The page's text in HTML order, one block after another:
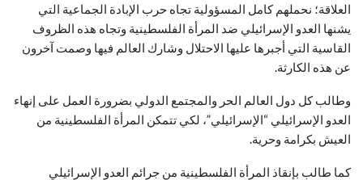
العلاقة؛ نحملهم كامل المسؤولية تجاه حرب الإبادة الجماعية التي
يشنها العدو الإسرائيلي ضد المرأة الفلسطينية وتجاه هذه الظروف
القاسية التي أجبرها عليها الاحتلال وشارك العالم فيها وصمت آخرون
عن هذه الكارثة.
وطالب كل دول العالم الحر والمجتمع الدولي بضرورة العمل على إنهاء
العدو الإسرائيلي “الإسرائيلي”، لكي تتمكن المرأة الفلسطينية من
العيش بكرامة وحرية.
كما طالب بإنقاذ المرأة الفلسطينية من جرائم العدو الإسرائيلي